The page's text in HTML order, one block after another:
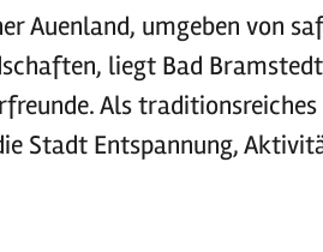
Auenland, umgeben von
liegt Bad
Als
Stadt Entspannung,